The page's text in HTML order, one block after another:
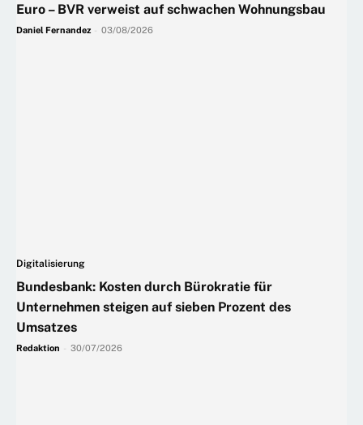
Euro – BVR verweist auf schwachen Wohnungsbau
Daniel Fernandez 03/08/2026
Digitalisierung
Bundesbank: Kosten durch Bürokratie für
Unternehmen steigen auf sieben Prozent des
Umsatzes
Redaktion 30/07/2026